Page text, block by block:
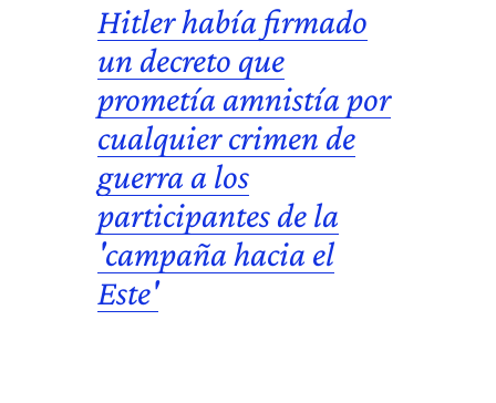
Hitlerhabía firmado
un decreto que
prometía amnistía por
cualquier crimen de
guerra a los
participantes de la
'campaña hacia el
Este'